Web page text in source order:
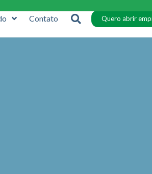
Contato Quero abrir